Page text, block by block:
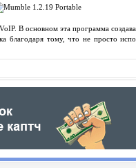
В основном эта программа
благодаря тому, что не просто